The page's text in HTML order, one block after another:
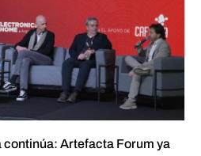
continúa: Artefacta Forum ya